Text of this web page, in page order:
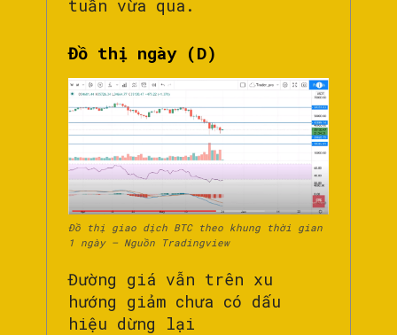
tuần vừa qua.
Đồ thị ngày (D)
Đồ thị giao dịch BTC theo khung thời gian
1 ngày – Nguồn Tradingview
Đường giá vẫn trên xu
hướng giảm chưa có dấu
hiệu dừng lại